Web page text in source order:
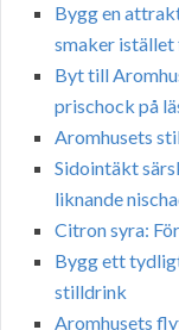
Bygg en
smaker
Byt till
prischock på
Aromhusets
Sidointäkt
liknande
Citron syra:
Bygg ett
stilldrink
Aromhusets